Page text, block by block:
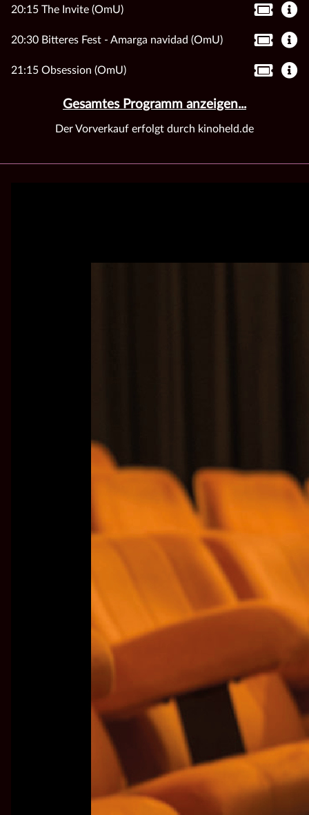
20:15 The Invite (OmU)
20:30 Bitteres Fest - Amarga navidad (OmU)
21:15 Obsession (OmU)
Gesamtes Programm anzeigen...
Der Vorverkauf erfolgt durch kinoheld.de